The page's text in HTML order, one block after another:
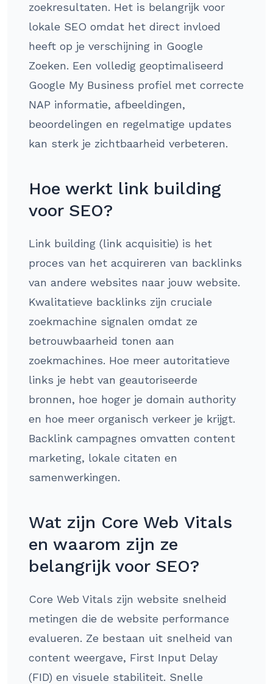
zoekresultaten. Het is belangrijk voor
lokale SEO omdat het direct invloed
heeft op je verschijning in Google
Zoeken. Een volledig geoptimaliseerd
Google My Business profiel met correcte
NAP informatie, afbeeldingen,
beoordelingen en regelmatige updates
kan sterk je zichtbaarheid verbeteren.
Hoe werkt link building
voor SEO?
Link building (link acquisitie) is het
proces van het acquireren van backlinks
van andere websites naar jouw website.
Kwalitatieve backlinks zijn cruciale
zoekmachine signalen omdat ze
betrouwbaarheid tonen aan
zoekmachines. Hoe meer autoritatieve
links je hebt van geautoriseerde
bronnen, hoe hoger je domain authority
en hoe meer organisch verkeer je krijgt.
Backlink campagnes omvatten content
marketing, lokale citaten en
samenwerkingen.
Wat zijn Core Web Vitals
en waarom zijn ze
belangrijk voor SEO?
Core Web Vitals zijn website snelheid
metingen die de website performance
evalueren. Ze bestaan uit snelheid van
content weergave, First Input Delay
(FID) en visuele stabiliteit. Snelle